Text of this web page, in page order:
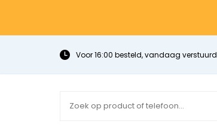
Voor 16:00 besteld, vandaag verstuurd